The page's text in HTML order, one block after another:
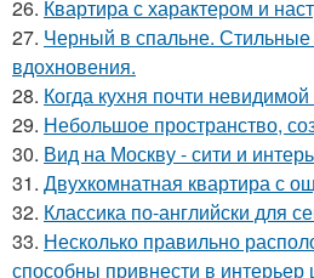
26. Квартира с характером и
27. Черный в спальне.
вдохновения.
28. Когда кухня почти невидимой
29. Небольшое пространство,
30. Вид на Москву - сити и
31. Двухкомнатная квартира с
32. Классика по-английски для
33. Несколько правильно
способны привнести в интерьер